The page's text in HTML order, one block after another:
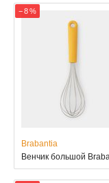
− 8 %
Brabantia
Венчик большой